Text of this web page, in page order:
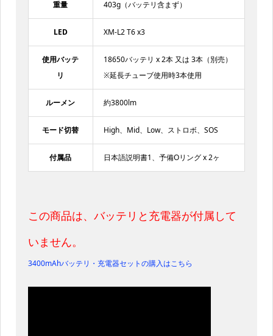
この商品は、バッテリと充電器が付属して
いません。
3400mAhバッテリ・充電器セットの購入はこちら
重量 403g（バッテリ含まず）
LED XM-L2 T6 x3
使用バッテ
リ
18650バッテリ x 2本 又は 3本（別売）
※延長チューブ使用時3本使用
ルーメン 約3800lm
モード切替 High、Mid、Low、ストロボ、SOS
付属品 日本語説明書1、予備Oリング x 2ヶ